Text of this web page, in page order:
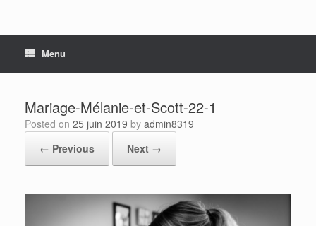
Menu
Mariage-Mélanie-et-Scott-22-1
Posted on 25 juin 2019 by admin8319
← Previous
Next →